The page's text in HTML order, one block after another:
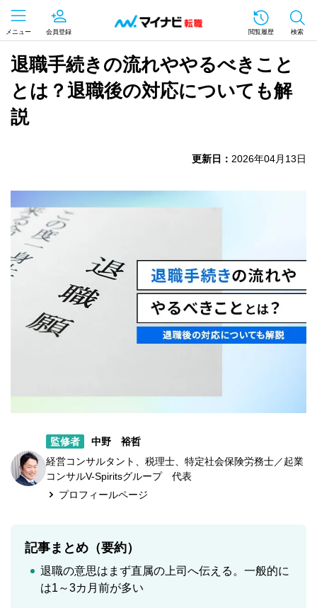
メニュー 会員登録 閲覧履歴 検索
退職手続きの流れややるべきこと
とは？退職後の対応についても解
説
更新日： 2026年04月13日
監修者
中野 裕哲
経営コンサルタント、税理士、特定社会保険労務士／起業
コンサルV-Spiritsグループ 代表
プロフィールページ
記事まとめ（要約）
退職の意思はまず直属の上司へ伝える。一般的に
は1～3カ月前が多い